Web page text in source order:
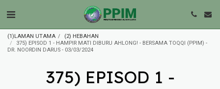
(1)LAMAN UTAMA
(2) HEBAHAN
375) EPISOD 1 - HAMPIR MATI DIBURU AHLONG! - BERSAMA TOQQI (PPIM) -
DR. NOORDIN DARUS - 03/03/2024
375) EPISOD 1 -